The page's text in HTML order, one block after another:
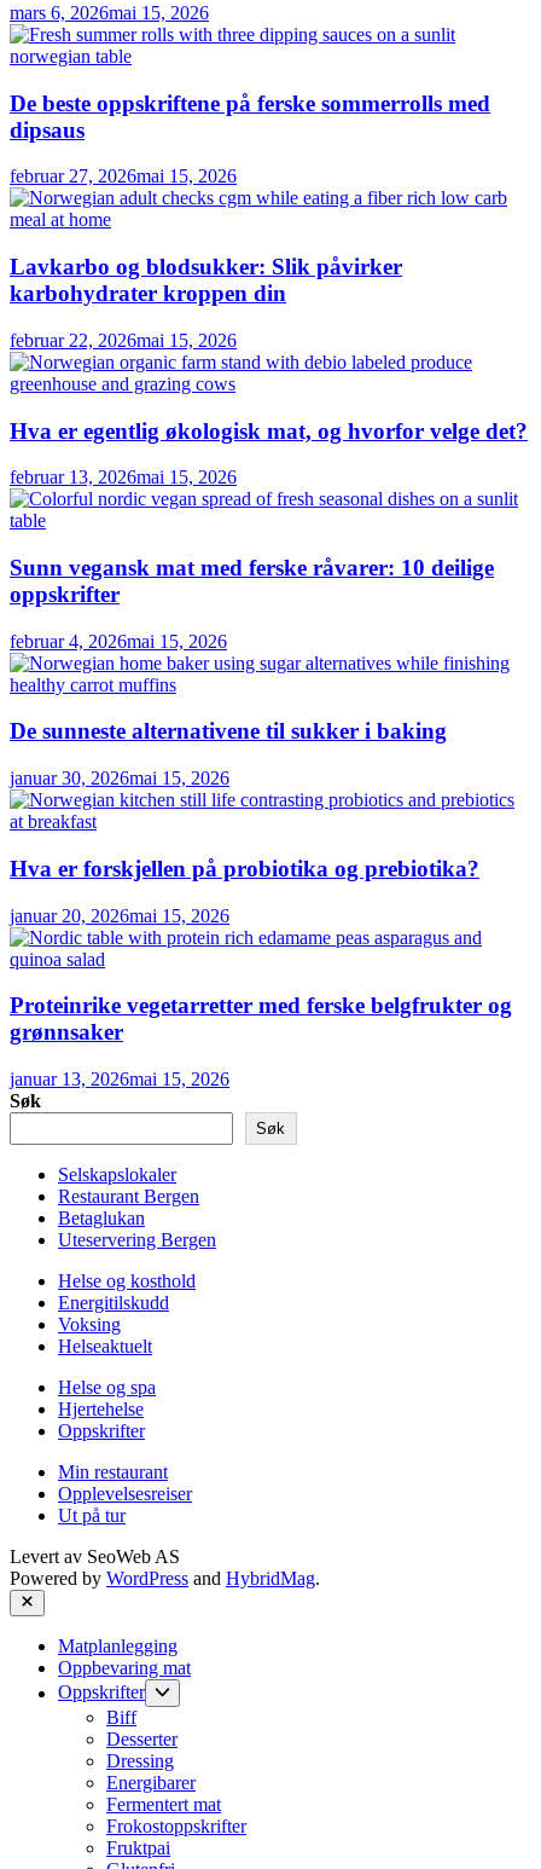
mars 6, 2026mai 15, 2026
De beste oppskriftene på ferske sommerrolls med
dipsaus
februar 27, 2026mai 15, 2026
Lavkarbo og blodsukker: Slik påvirker
karbohydrater kroppen din
februar 22, 2026mai 15, 2026
Hva er egentlig økologisk mat, og hvorfor velge det?
februar 13, 2026mai 15, 2026
Sunn vegansk mat med ferske råvarer: 10 deilige
oppskrifter
februar 4, 2026mai 15, 2026
De sunneste alternativene til sukker i baking
januar 30, 2026mai 15, 2026
Hva er forskjellen på probiotika og prebiotika?
januar 20, 2026mai 15, 2026
Proteinrike vegetarretter med ferske belgfrukter og
grønnsaker
januar 13, 2026mai 15, 2026
Søk
Søk
Selskapslokaler
Restaurant Bergen
Betaglukan
Uteservering Bergen
Helse og kosthold
Energitilskudd
Voksing
Helseaktuelt
Helse og spa
Hjertehelse
Oppskrifter
Min restaurant
Opplevelsesreiser
Ut på tur
Levert av SeoWeb AS
Powered by WordPress and HybridMag.
Close
Matplanlegging
Oppbevaring mat
Oppskrifter
Show
sub
Biff
Desserter
Dressing
Energibarer
Fermentert mat
Frokostoppskrifter
Fruktpai